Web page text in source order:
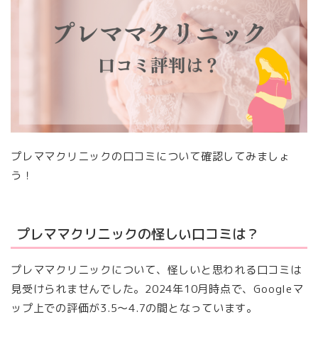
プレママクリニックの口コミについて確認してみましょ
う！
プレママクリニックの怪しい口コミは？
プレママクリニックについて、怪しいと思われる口コミは
見受けられませんでした。2024年10月時点で、Googleマ
ップ上での評価が3.5～4.7の間となっています。